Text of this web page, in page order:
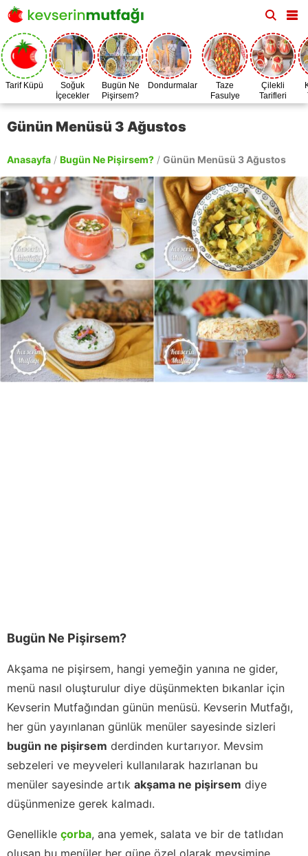
Tarif Küpü
Soğuk
İçecekler
Bugün Ne
Pişirsem?
Dondurmalar
Taze
Fasulye
Zamanı
Çilekli
Tarifleri
Günün Menüsü 3 Ağustos
Anasayfa / Bugün Ne Pişirsem? / Günün Menüsü 3 Ağustos
Bugün Ne Pişirsem?
Akşama ne pişirsem, hangi yemeğin yanına ne gider,
menü nasıl oluşturulur diye düşünmekten bıkanlar için
Kevserin Mutfağından günün menüsü. Kevserin Mutfağı,
her gün yayınlanan günlük menüler sayesinde sizleri
bugün ne pişirsem derdinden kurtarıyor. Mevsim
sebzeleri ve meyveleri kullanılarak hazırlanan bu
menüler sayesinde artık akşama ne pişirsem diye
düşünmenize gerek kalmadı.
Genellikle çorba, ana yemek, salata ve bir de tatlıdan
oluşan bu menüler her güne özel olarak mevsimine